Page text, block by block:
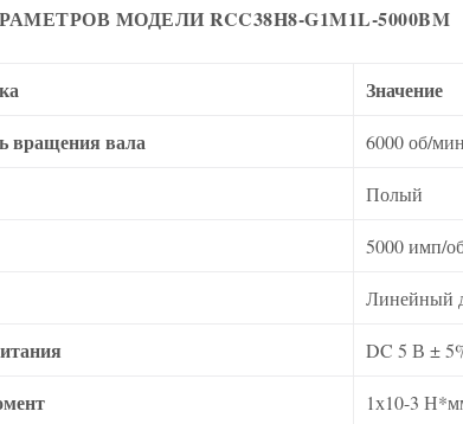
МОДЕЛИ RCC38H8-G1M1L-5000BM
Значение
вращения вала
6000 об/мин
Полый
5000 имп/
Линейный
DC 5 В ±
1х10-3